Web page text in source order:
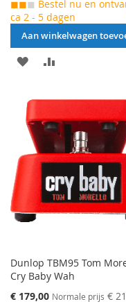
◼◼◼ Bestel nu en
ca 2 - 5 dagen
Aan winkelwagen
AAN
TE
VERGELIJKEN
Dunlop TBM95 Tom
Cry Baby Wah
Speciale
€ 179,00 Normale prijs €